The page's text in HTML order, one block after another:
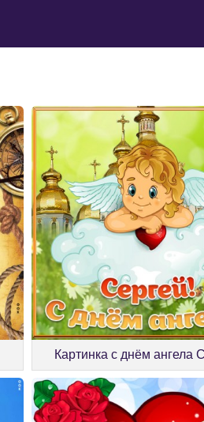
Картинка с днём ангела